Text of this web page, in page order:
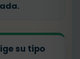
su tipo